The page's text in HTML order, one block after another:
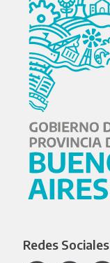
Redes Sociales